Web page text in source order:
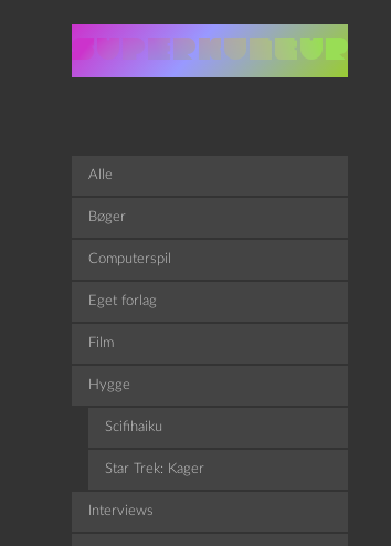
Alle
Bøger
Computerspil
Eget forlag
Film
Hygge
Scifihaiku
Star Trek: Kager
Interviews